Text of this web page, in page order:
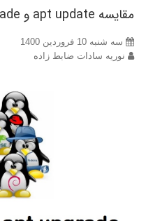
مقایسه apt update و apt upgrade
سه شنبه 10 فروردین 1400
نوریه سادات ضابط زاده